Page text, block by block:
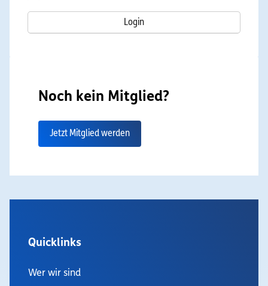
Login
Noch kein Mitglied?
Jetzt Mitglied werden
Quicklinks
Wer wir sind